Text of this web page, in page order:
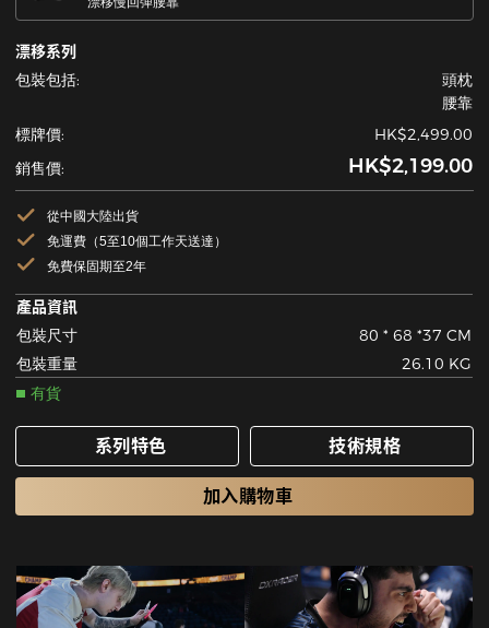
漂移系列
包裝包括:
頭枕
腰靠
標牌價:
HK$2,499.00
銷售價:
HK$2,199.00
從中國大陸出貨
免運費（5至10個工作天送達）
免費保固期至2年
產品資訊
包裝尺寸
80 * 68 *37 CM
包裝重量
26.10 KG
有貨
系列特色 技術規格
加入購物車